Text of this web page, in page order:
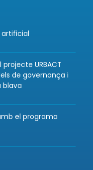
artificial
URBACT
de governança i
blava
el programa